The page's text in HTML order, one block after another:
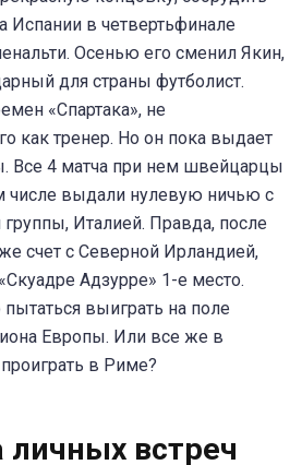
Испании в четвертьфинале
Осенью его сменил Якин,
для страны футболист.
«Спартака», не
как тренер. Но он пока выдает
Все 4 матча при нем швейцарцы
числе выдали нулевую ничью с
Италией. Правда, после
счет с Северной Ирландией,
Адзурре» 1-е место.
выиграть на поле
Европы. Или все же в
в Риме?
личных встреч